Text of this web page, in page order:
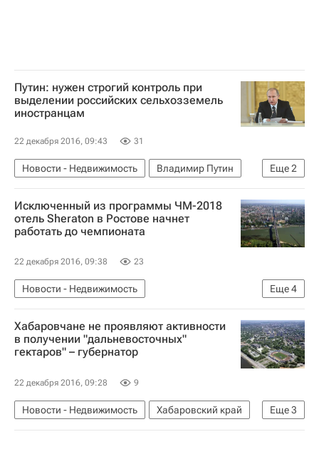
Путин: нужен строгий контроль при
выделении российских сельхозземель
иностранцам
22 декабря 2016, 09:43 31
Еще2
Новости - Недвижимость
Владимир Путин
Земельные участки
Россия
Исключенный из программы ЧМ-2018
отель Sheraton в Ростове начнет
работать до чемпионата
22 декабря 2016, 09:38 23
Еще4
Новости - Недвижимость
Коммерческая недвижимость
Ростов-на-Дону
Отели Россия
Хабаровчане не проявляют активности
в получении "дальневосточных"
гектаров" – губернатор
22 декабря 2016, 09:28 9
Еще3
Новости - Недвижимость
Хабаровский край
Земельные участки